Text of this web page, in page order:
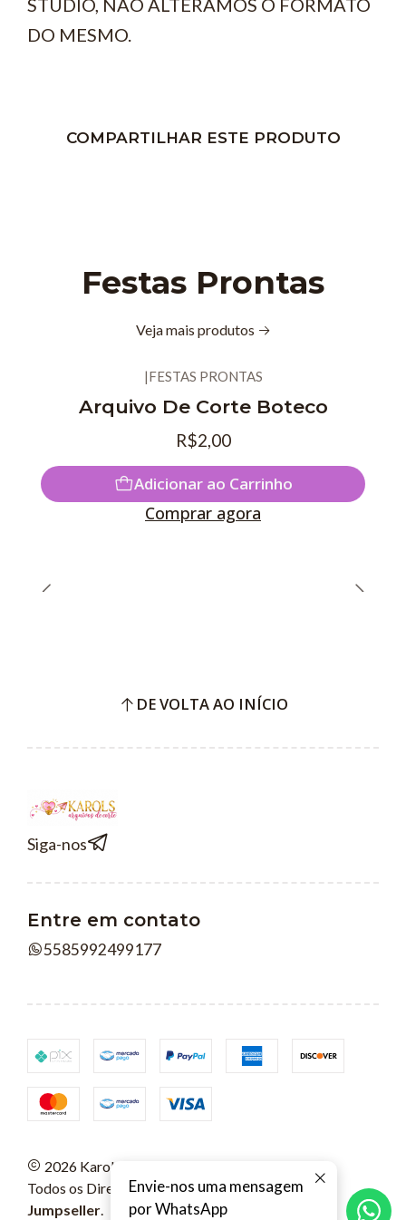
STUDIO, NÃO ALTERAMOS O FORMATO
DO MESMO.
COMPARTILHAR ESTE PRODUTO
Festas Prontas
Veja mais produtos
|FESTAS PRONTAS
Arquivo De Corte Boteco
R$2,00
Adicionar ao Carrinho
Comprar agora
DE VOLTA AO INÍCIO
Siga-nos
Entre em contato
5585992499177
2026 Karols Arquivos Digitais.
Todos os Direitos Reservados.Com tecnologia
Jumpseller
Envie-nos uma mensagem
por WhatsApp